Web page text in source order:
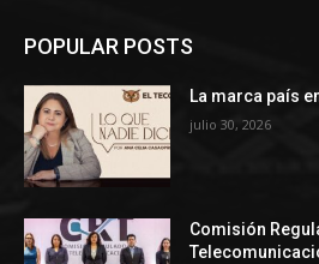
POPULAR POSTS
La marca país
julio 30, 2026
Comisión